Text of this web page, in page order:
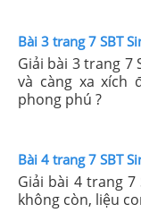
Bài 3 trang 7 SBT
Giải bài 3 trang 7
và càng xa xích
phong phú ?
Bài 4 trang 7 SBT
Giải bài 4 trang
không còn, liệu